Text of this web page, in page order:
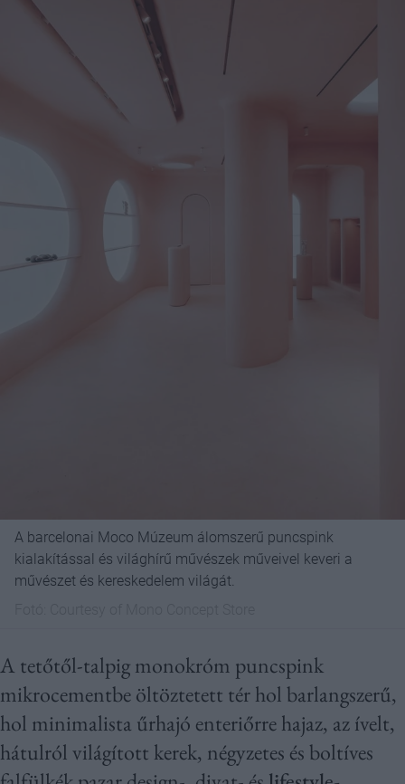
A barcelonai Moco Múzeum álomszerű puncspink
kialakítással és világhírű művészek műveivel keveri a
művészet és kereskedelem világát.
A tetőtől-talpig monokróm puncspink
mikrocementbe öltöztetett tér hol barlangszerű,
hol minimalista űrhajó enteriőrre hajaz, az ívelt,
hátulról világított kerek, négyzetes és boltíves